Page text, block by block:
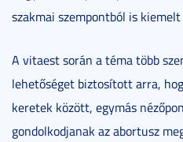
szakmai szempontból is
A vitaest során a téma több
lehetőséget biztosított arra,
keretek között, egymás
gondolkodjanak az abortusz